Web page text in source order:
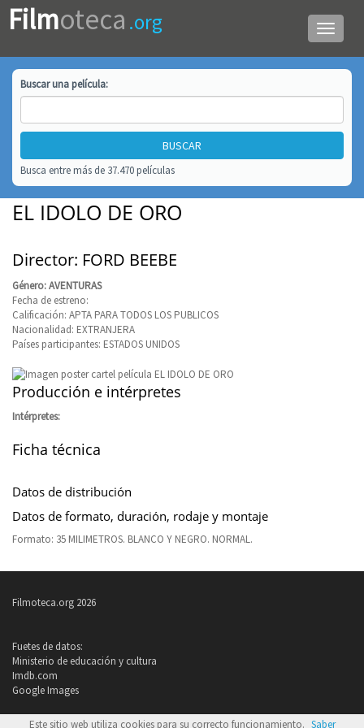
Menú
de
Filmoteca .org
Buscar unapelícula:
Busca entre más de 37.470 películas
EL IDOLO DE ORO
Director: FORD BEEBE
Género: AVENTURAS
Fecha de estreno:
Calificación: APTA PARA TODOS LOS PUBLICOS
Nacionalidad: EXTRANJERA
Países participantes: ESTADOS UNIDOS
Producción e intérpretes
Intérpretes:
Ficha técnica
Datos de distribución
Datos de formato, duración, rodaje y montaje
Formato: 35 MILIMETROS. BLANCO Y NEGRO. NORMAL.
Filmoteca.org 2026
Fuetes de datos:
Ministerio de educación y cultura
Imdb.com
Google Images
Política de privacidad
Este sitio web utiliza cookies para su correcto funcionamiento. Saber